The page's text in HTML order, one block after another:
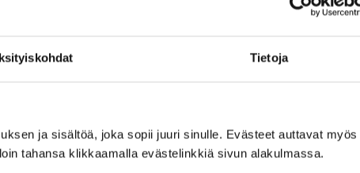
Tietoja
ja sisältöä, joka sopii juuri sinulle. Evästeet auttavat myös
tahansa klikkaamalla evästelinkkiä sivun alakulmassa.